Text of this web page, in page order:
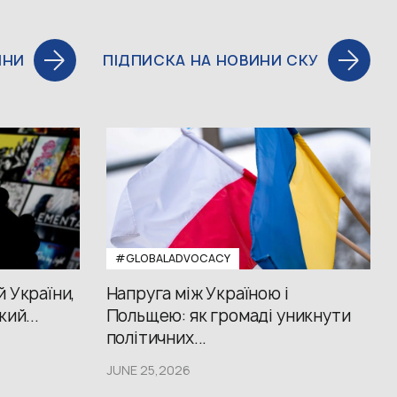
ПІДПИСКА НА НОВИНИ СКУ
України,
#GLOBALADVOCACY
Напруга між Україною і
Польщею: як громаді уникнути
політичних...
JUNE 25,2026